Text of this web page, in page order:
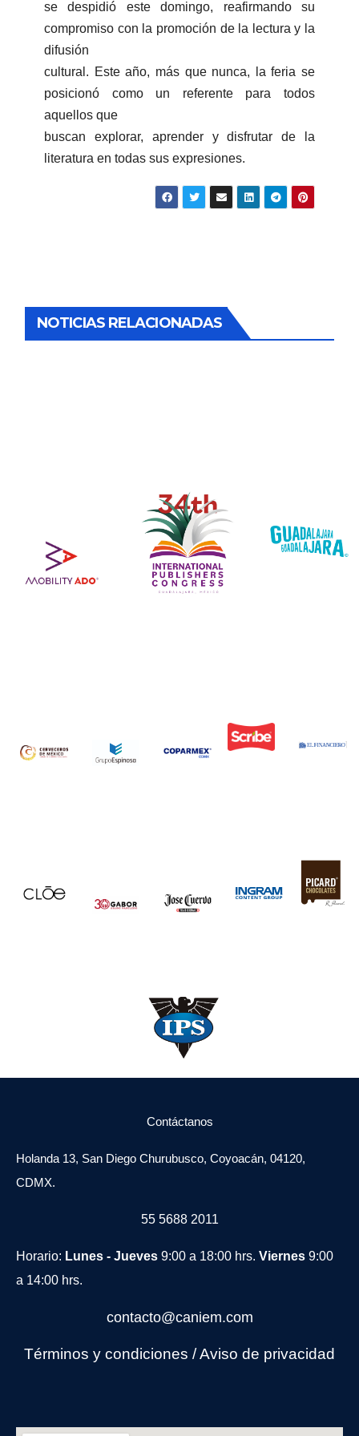
se despidió este domingo, reafirmando su
compromiso con la promoción de la lectura y la
difusión
cultural. Este año, más que nunca, la feria se
posicionó como un referente para todos
aquellos que
buscan explorar, aprender y disfrutar de la
literatura en todas sus expresiones.
NOTICIAS RELACIONADAS
Contáctanos
Holanda 13, San Diego Churubusco, Coyoacán, 04120,
CDMX.
55 5688 2011
Horario: Lunes - Jueves 9:00 a 18:00 hrs. Viernes 9:00
a 14:00 hrs.
contacto@caniem.com
Términos y condiciones /Aviso de privacidad